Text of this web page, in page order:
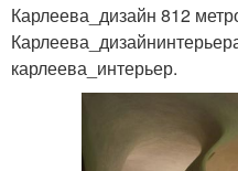
Карлеева_дизайн 812
карлеева_интерьер.